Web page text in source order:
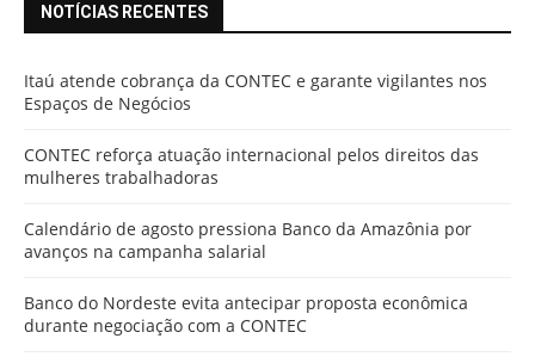
NOTÍCIAS RECENTES
Itaú atende cobrança da CONTEC e garante vigilantes nos
Espaços de Negócios
CONTEC reforça atuação internacional pelos direitos das
mulheres trabalhadoras
Calendário de agosto pressiona Banco da Amazônia por
avanços na campanha salarial
Banco do Nordeste evita antecipar proposta econômica
durante negociação com a CONTEC